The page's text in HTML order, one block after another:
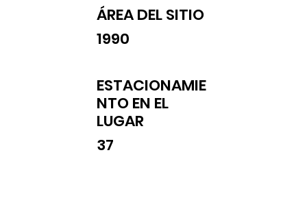
ÁREA DEL SITIO
1990
ESTACIONAMIE
NTO EN EL
LUGAR
37